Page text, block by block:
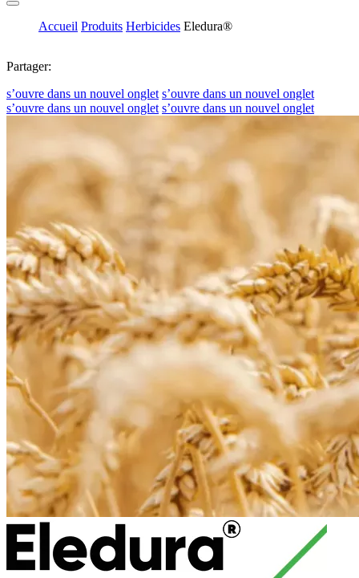
Accueil Produits Herbicides Eledura®
Partager:
s’ouvre dans un nouvel onglet s’ouvre dans un nouvel onglet
s’ouvre dans un nouvel onglet s’ouvre dans un nouvel onglet